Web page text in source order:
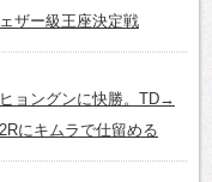
ザー級王座決定戦
ョングンに快勝。TD→
にキムラで仕留める